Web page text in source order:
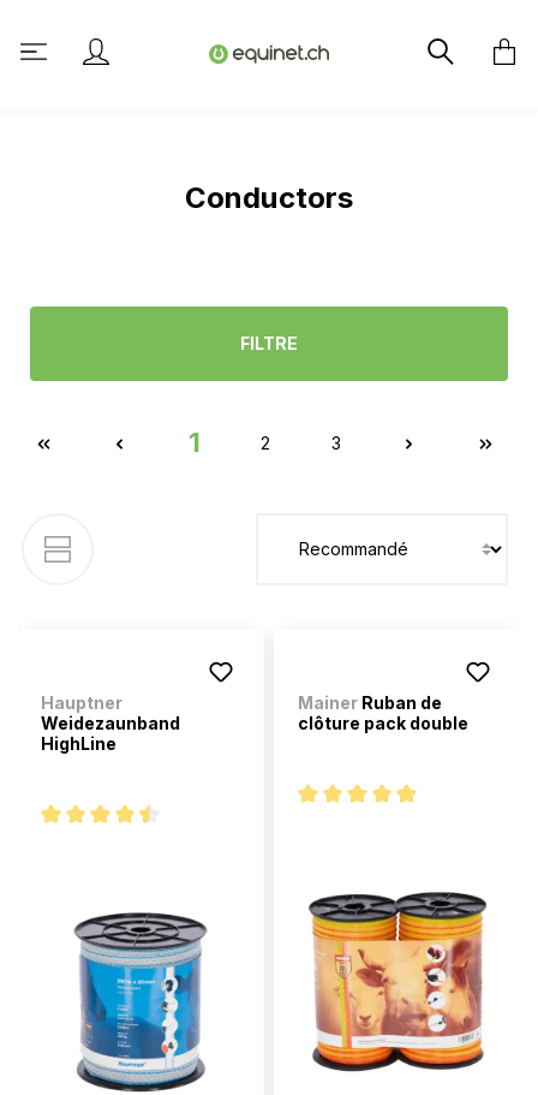
Conductors
FILTRE
1 2 3
Hauptner
Weidezaunband
HighLine
Mainer Ruban de
clôture pack double